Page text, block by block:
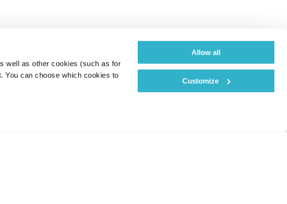
well as other cookies (such as for
You can choose which cookies to
Allow all
Customize